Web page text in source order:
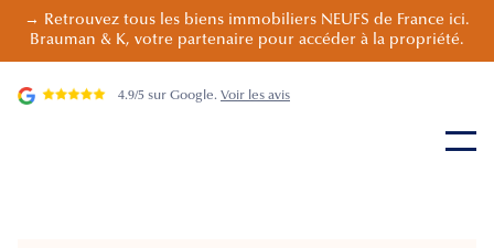
→ Retrouvez tous les biens immobiliers NEUFS de France ici.
Brauman & K, votre partenaire pour accéder à la propriété.
4.9/5 sur Google. Voir les avis